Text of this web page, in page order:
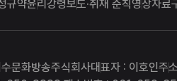
규약윤리강령보도·취재 준칙영상자료
문화방송주식회사대표자 : 이호인주